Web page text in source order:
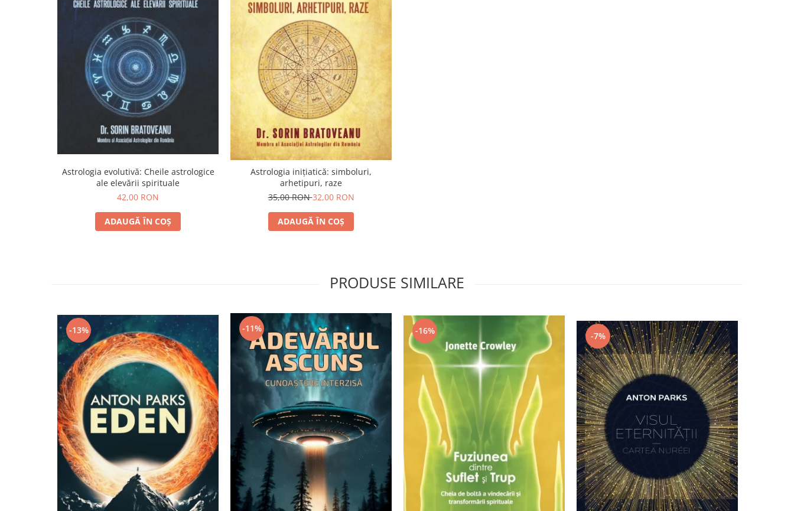
Astrologia evolutivă: Cheile astrologice
ale elevării spirituale
42,00 RON
ADAUGĂ ÎN COȘ
Astrologia inițiatică: simboluri,
arhetipuri, raze
35,00 RON32,00 RON
ADAUGĂ ÎN COȘ
PRODUSE SIMILARE
-13% -11% -16% -7%